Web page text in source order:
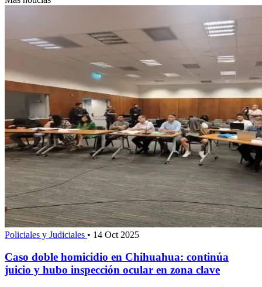
Policiales y Judiciales • 14 Oct 2025
Caso doble homicidio en Chihuahua: continúa
juicio y hubo inspección ocular en zona clave